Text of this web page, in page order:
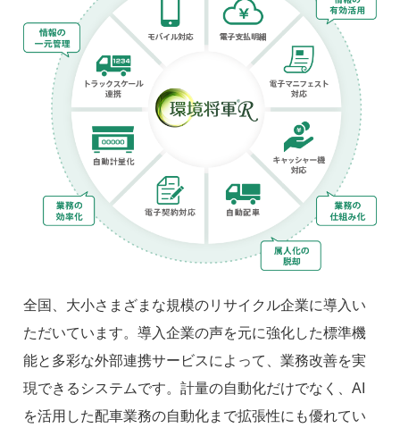
全国、大小さまざまな規模のリサイクル企業に導入い
ただいています。導入企業の声を元に強化した標準機
能と多彩な外部連携サービスによって、業務改善を実
現できるシステムです。計量の自動化だけでなく、AI
を活用した配車業務の自動化まで拡張性にも優れてい